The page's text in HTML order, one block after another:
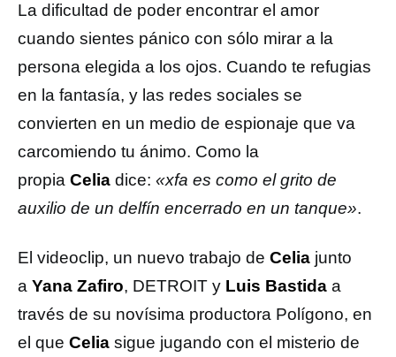
La dificultad de poder encontrar el amor
cuando sientes pánico con sólo mirar a la
persona elegida a los ojos. Cuando te refugias
en la fantasía, y las redes sociales se
convierten en un medio de espionaje que va
carcomiendo tu ánimo. Como la
propia Celia dice: «xfa es como el grito de
auxilio de un delfín encerrado en un tanque».
El videoclip, un nuevo trabajo de Celia junto
a Yana Zafiro, DETROIT y Luis Bastida a
través de su novísima productora Polígono, en
el que Celia sigue jugando con el misterio de